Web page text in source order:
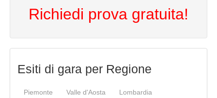
Richiedi prova gratuita!
Esiti di gara per Regione
Piemonte Valle d'Aosta Lombardia